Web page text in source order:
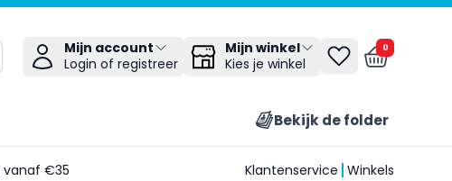
Mijn account
Login of registreer
Mijn winkel
Kies je winkel
0
Bekijk de folder
vanaf €35 Klantenservice Winkels